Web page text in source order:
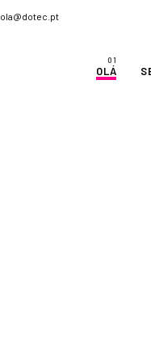
ola@dotec.pt
OLÁ